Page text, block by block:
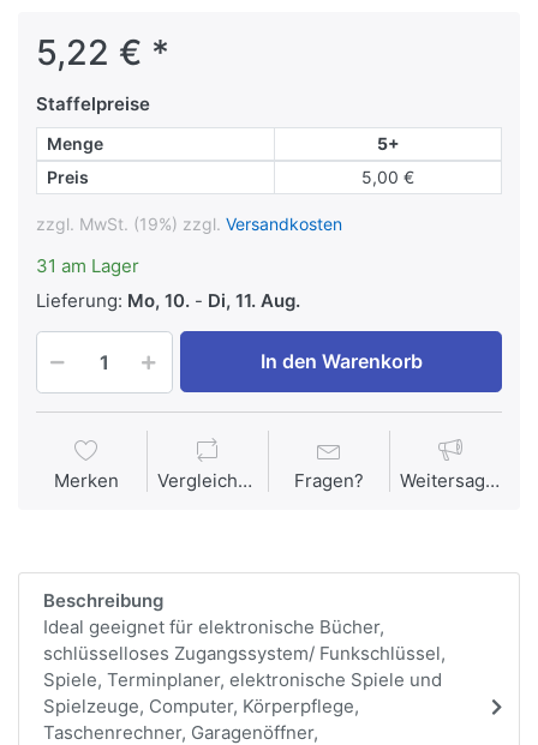
5,22 € *
Staffelpreise
Menge
5+
Preis
5,00 €
zzgl. MwSt. (19%) zzgl. Versandkosten
31 am Lager
Lieferung: Mo, 10. - Di, 11. Aug.
In den Warenkorb
Merken Vergleichen Fragen? Weitersagen
Beschreibung
Ideal geeignet für elektronische Bücher,
schlüsselloses Zugangssystem/ Funkschlüssel,
Spiele, Terminplaner, elektronische Spiele und
Spielzeuge, Computer, Körperpflege,
Taschenrechner, Garagenöffner,